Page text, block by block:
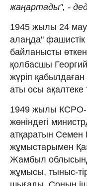
жаңартады", -
1945 жылы 24
алаңда"
байланысты
қолбасшы
жүріп қабылдаған
аты осы
1949 жылы
жөніндегі
атқаратын
жұмыстарымен
Жамбыл
жұмысы, тыныс-